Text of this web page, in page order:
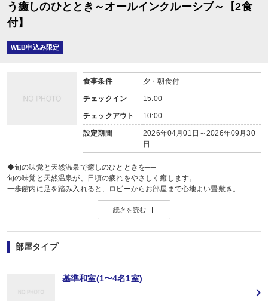
う癒しのひととき～オールインクルーシブ～【2食
付】
WEB申込み限定
食事条件 夕・朝食付
チェックイン 15:00
チェックアウト 10:00
設定期間
2026年04月01日～2026年09月30
日
◆旬の味覚と天然温泉で癒しのひとときを──
旬の味覚と天然温泉が、日頃の疲れをやさしく癒します。
一歩館内に足を踏み入れると、ロビーからお部屋まで心地よい畳敷き。
長旅で疲れた足に、畳の感触がやわらかく伝わります。
◆当館のご滞在は、嬉しい“オールインクルーシブスタイル”。
館内でのひとときを、すべて料金内でお楽しみいただけます。
・ウェルカム饅頭でほっと一息。
・お風呂上がりにはポッキンアイスの湯上がりサービスをご用意。
・ラウンジおよびお食事時にはドリンク飲み放題。
アルコール類はご夕食時は飲み放題、ラウンジでの提供は21:00まで。
ソフトドリンクは朝・昼・夜を通して、24時間いつでもお楽しみいただけま
続きを読む
部屋タイプ
基準和室(1〜4名1室)